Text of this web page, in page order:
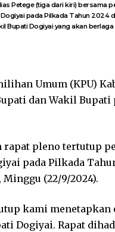
Petege (tiga dari kiri) bersama
pada Pilkada Tahun 2024
Bupati Dogiyai yang akan
Umum (KPU)
dan Wakil
pleno tertutup
pada Pilkada
(22/9/2024).
kami menetapkan
Dogiyai. Rapat